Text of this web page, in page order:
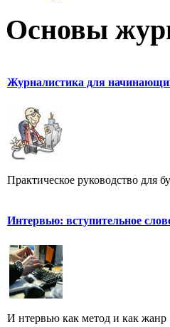
Основы
Журналистика для
Практическое руководство для
Интервью: вступительное
И нтервью как метод и как жанр